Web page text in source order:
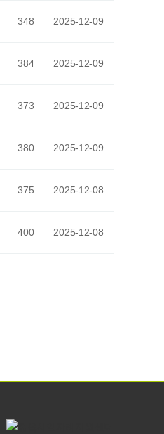
348 2025-12-09
384 2025-12-09
373 2025-12-09
380 2025-12-09
375 2025-12-08
400 2025-12-08